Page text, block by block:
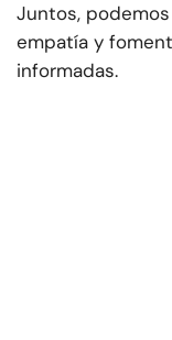
Juntos,
empatía y
informadas.